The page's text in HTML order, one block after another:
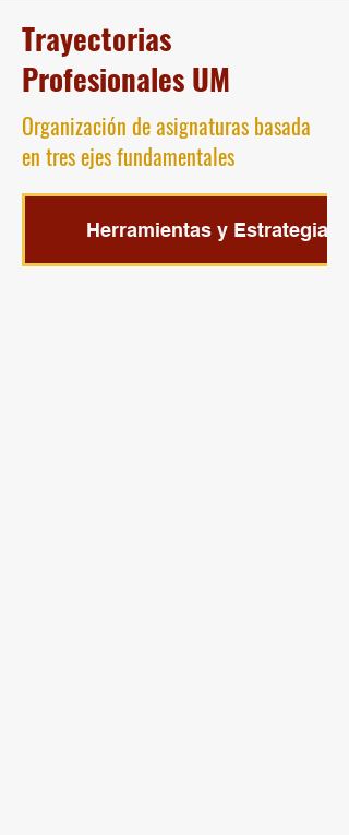
Trayectorias
Profesionales UM
Organización de asignaturas basada
en tres ejes fundamentales
Herramientas y